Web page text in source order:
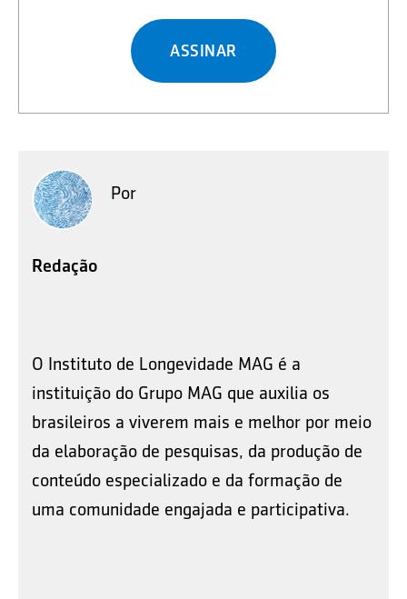
ASSINAR
Por
Redação
O Instituto de Longevidade MAG é a
instituição do Grupo MAG que auxilia os
brasileiros a viverem mais e melhor por meio
da elaboração de pesquisas, da produção de
conteúdo especializado e da formação de
uma comunidade engajada e participativa.